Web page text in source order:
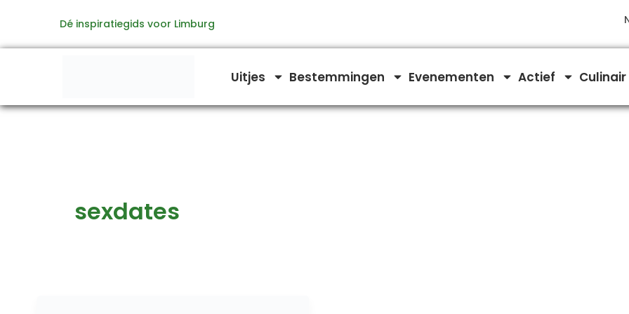
de
Dé inspiratiegids voor Limburg
Uitjes Bestemmingen Evenementen Actief Culinair
sexdates